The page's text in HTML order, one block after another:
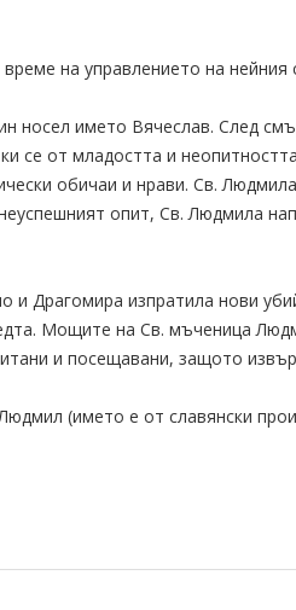
на управлението на нейния
носел името Вячеслав. След
се от младостта и
обичаи и нрави. Св.
опит, Св. Людмила
и Драгомира изпратила нови
Мощите на Св. мъченица
и посещавани, защото
(името е от славянски